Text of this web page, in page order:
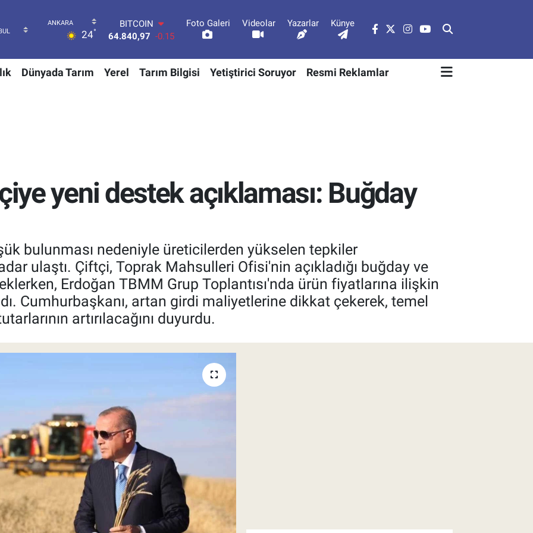
24°
DOLAR
47,7436
0.18
55,2510 0.32
STERLİN
Foto Galeri Videolar Yazarlar Künye
Dünyada Tarım Yerel Tarım Bilgisi Yetiştirici Soruyor Resmi Reklamlar
yeni destek açıklaması: Buğday
bulunması nedeniyle üreticilerden yükselen tepkiler
ulaştı. Çiftçi, Toprak Mahsulleri Ofisi'nin açıkladığı buğday ve
Erdoğan TBMM Grup Toplantısı'nda ürün fiyatlarına ilişkin
Cumhurbaşkanı, artan girdi maliyetlerine dikkat çekerek, temel
artırılacağını duyurdu.